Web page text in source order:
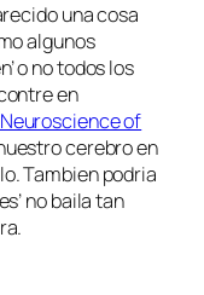
una cosa
algunos
o no todos los
en
of
cerebro en
Tambien podria
no baila tan